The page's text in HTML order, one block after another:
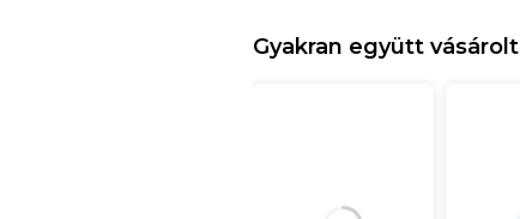
Gyakran együtt vásárolt